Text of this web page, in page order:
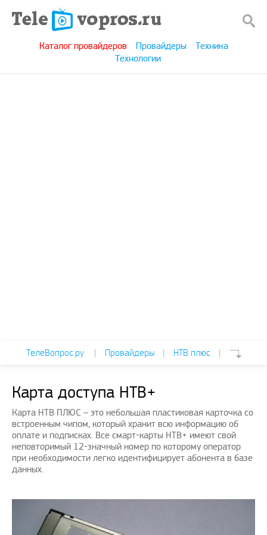
Каталог провайдеров Провайдеры
Техника
Технологии
ТелеВопрос.ру | Провайдеры | НТВ плюс |
Карта доступа НТВ+
Карта НТВ ПЛЮС – это небольшая пластиковая карточка со
встроенным чипом, который хранит всю информацию об
оплате и подписках. Все смарт-карты НТВ+ имеют свой
неповторимый 12-значный номер по которому оператор
при необходимости легко идентифицирует абонента в базе
данных.